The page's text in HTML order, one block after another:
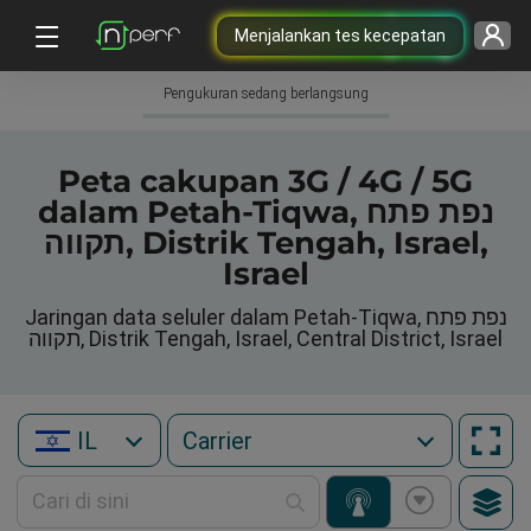
Menjalankan tes kecepatan
Pengukuran sedang berlangsung
Peta cakupan 3G / 4G / 5G
dalam Petah-Tiqwa, נפת פתח
תקווה, Distrik Tengah, Israel,
Israel
Jaringan data seluler dalam Petah-Tiqwa, נפת פתח
תקווה, Distrik Tengah, Israel, Central District, Israel
IL